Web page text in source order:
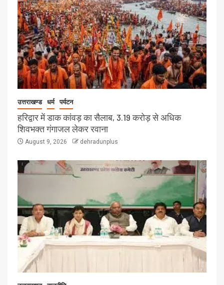
उत्तराखण्ड धर्म पर्यटन
हरिद्वार में डाक कांवड़ का सैलाब, 3.19 करोड़ से अधिक
शिवभक्त गंगाजल लेकर रवाना
August 9, 2026 dehradunplus